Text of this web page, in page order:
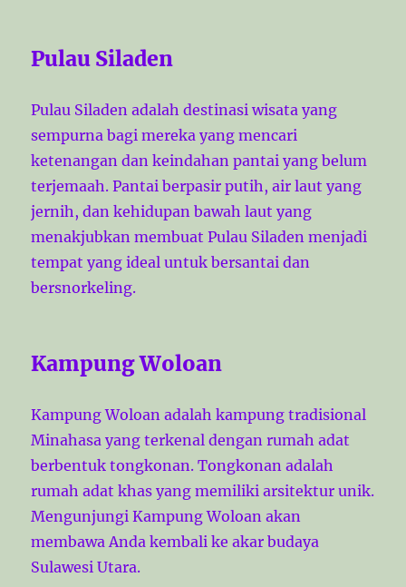
Pulau Siladen
Pulau Siladen adalah destinasi wisata yang
sempurna bagi mereka yang mencari
ketenangan dan keindahan pantai yang belum
terjemaah. Pantai berpasir putih, air laut yang
jernih, dan kehidupan bawah laut yang
menakjubkan membuat Pulau Siladen menjadi
tempat yang ideal untuk bersantai dan
bersnorkeling.
Kampung Woloan
Kampung Woloan adalah kampung tradisional
Minahasa yang terkenal dengan rumah adat
berbentuk tongkonan. Tongkonan adalah
rumah adat khas yang memiliki arsitektur unik.
Mengunjungi Kampung Woloan akan
membawa Anda kembali ke akar budaya
Sulawesi Utara.